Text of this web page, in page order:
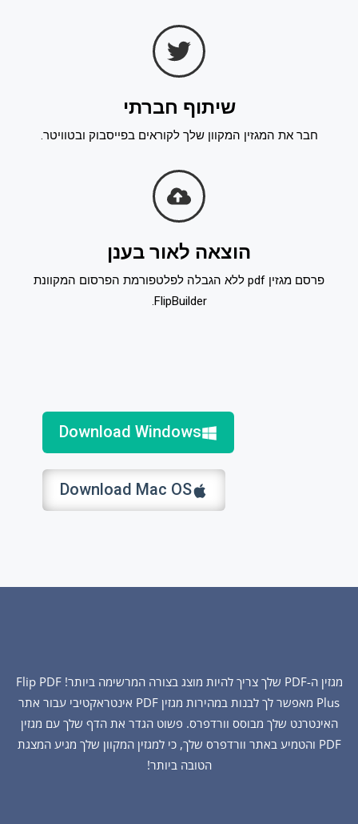
שיתוף חברתי
חבר את המגזין המקוון שלך לקוראים בפייסבוק ובטוויטר.
הוצאה לאור בענן
פרסם מגזין pdf ללא הגבלה לפלטפורמת הפרסום המקוונת
FlipBuilder.
Download Windows
Download Mac OS
מגזין ה-PDF שלך צריך להיות מוצג בצורה המרשימה ביותר! Flip PDF
Plus מאפשר לך לבנות במהירות מגזין PDF אינטראקטיבי עבור אתר
האינטרנט שלך מבוסס וורדפרס. פשוט הגדר את הדף שלך עם מגזין
PDF והטמיע באתר וורדפרס שלך, כי למגזין המקוון שלך מגיע המצגת
הטובה ביותר!